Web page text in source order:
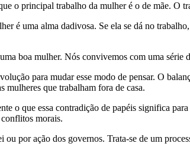
o principal trabalho da mulher é o de mãe. O
é uma alma dadivosa. Se ela se dá no
boa mulher. Nós convivemos com uma série
para mudar esse modo de pensar. O
mulheres que trabalham fora de casa.
o que essa contradição de papéis significa
morais.
ou por ação dos governos. Trata-se de um